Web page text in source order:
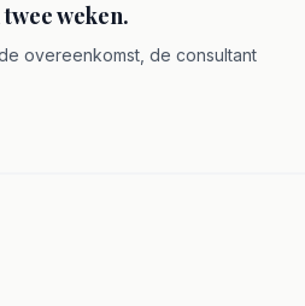
weken.
overeenkomst, de consultant